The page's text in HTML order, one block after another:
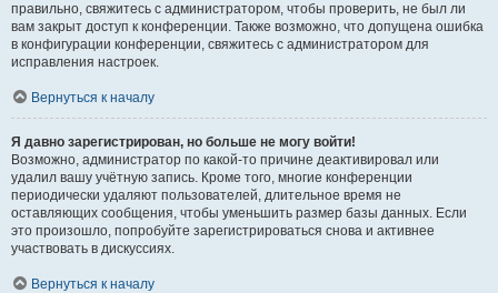
правильно, свяжитесь с администратором, чтобы проверить, не был ли
вам закрыт доступ к конференции. Также возможно, что допущена ошибка
в конфигурации конференции, свяжитесь с администратором для
исправления настроек.
Вернуться к началу
Я давно зарегистрирован, но больше не могу войти!
Возможно, администратор по какой-то причине деактивировал или
удалил вашу учётную запись. Кроме того, многие конференции
периодически удаляют пользователей, длительное время не
оставляющих сообщения, чтобы уменьшить размер базы данных. Если
это произошло, попробуйте зарегистрироваться снова и активнее
участвовать в дискуссиях.
Вернуться к началу